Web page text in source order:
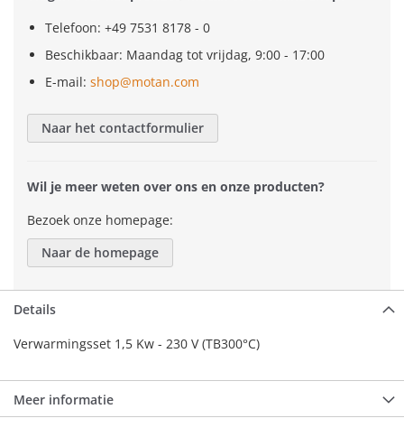
Telefoon: +49 7531 8178 - 0
Beschikbaar: Maandag tot vrijdag, 9:00 - 17:00
E-mail: shop@motan.com
Naar het contactformulier
Wil je meer weten over ons en onze producten?
Bezoek onze homepage:
Naar de homepage
Details
Verwarmingsset 1,5 Kw - 230 V (TB300°C)
Meer informatie